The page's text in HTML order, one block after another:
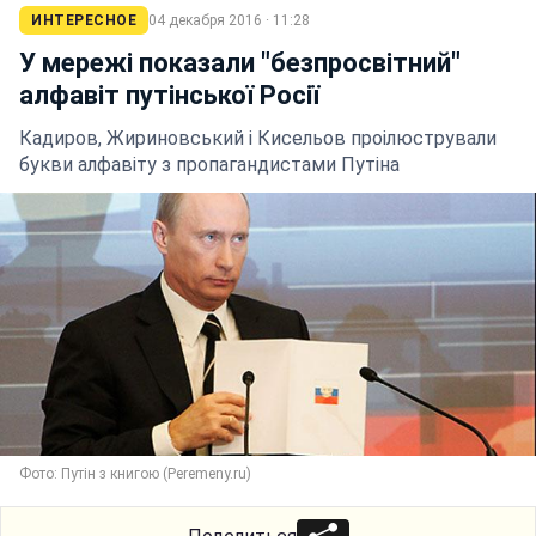
ИНТЕРЕСНОЕ 04 декабря 2016 · 11:28
У мережі показали "безпросвітний"
алфавіт путінської Росії
Кадиров, Жириновський і Кисельов проілюстрували
букви алфавіту з пропагандистами Путіна
Фото: Путін з книгою (Peremeny.ru)